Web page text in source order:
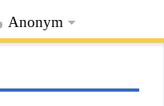
Anonym